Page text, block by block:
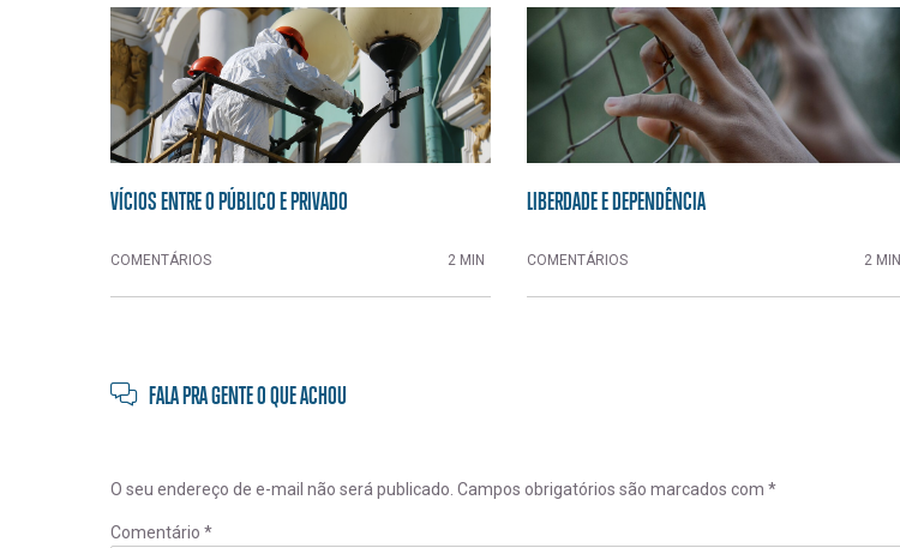
VÍCIOS ENTRE O PÚBLICO E PRIVADO
COMENTÁRIOS 2 MIN
LIBERDADE E DEPENDÊNCIA
COMENTÁRIOS 2 MIN
FALA PRA GENTE O QUE ACHOU
O seu endereço de e-mail não será publicado. Campos obrigatórios são marcados com *
Comentário *